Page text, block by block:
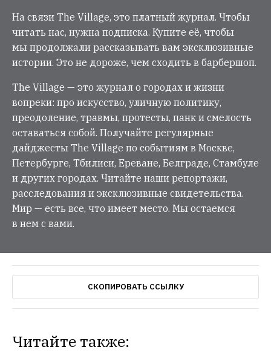
На связи The Village, это платный журнал. Чтобы
читать нас, нужна подписка. Купите её, чтобы
мы продолжали рассказывать вам эксклюзивные
истории. Это не дороже, чем сходить в барбершоп.
The Village — это журнал о городах и жизни
вопреки: про искусство, уличную политику,
преодоление, травмы, протесты, панк и смелость
оставаться собой. Получайте регулярные
дайджесты The Village по событиям в Москве,
Петербурге, Тбилиси, Ереване, Белграде, Стамбуле
и других городах. Читайте наши репортажи,
расследования и эксклюзивные свидетельства.
Мир — есть все, что имеет место. Мы остаемся
в нем с вами.
СКОПИРОВАТЬ ССЫЛКУ
Читайте также: